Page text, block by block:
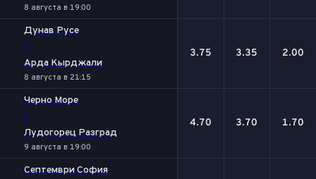
8 августа в 19:00
Дунав Русе
-
Арда Кырджали
8 августа в 21:15
3.75 3.35 2.00
Черно Море
-
Лудогорец Разград
9 августа в 19:00
4.70 3.70 1.70
Септември София